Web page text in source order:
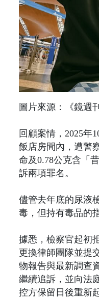
圖片來源：《鏡週刊
回顧案情，2025年
飯店房間內，遭警
命及0.78公克含「
訴兩項罪名。
儘管去年底的尿液
毒，但持有毒品的
據悉，檢察官起初
更換律師團隊並提
物報告與最新調查
繼續追訴，並向法
控方保留日後重新